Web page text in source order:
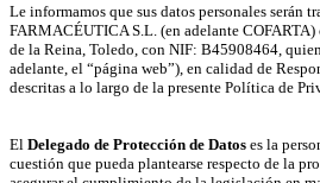
Le informamos que sus datos personales
FARMACÉUTICA S.L. (en adelante
de la Reina, Toledo, con NIF: B45908464,
adelante, el “página web”), en calidad de
descritas a lo largo de la presente Política de
El Delegado de Protección de Datos es la
cuestión que pueda plantearse respecto de la